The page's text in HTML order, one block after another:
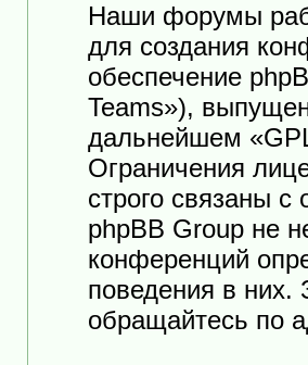
Наши форумы
для создания
обеспечение
Teams»),
дальнейшем
Ограничения
строго связаны
phpBB Group не
конференций
поведения в
обращайтесь по